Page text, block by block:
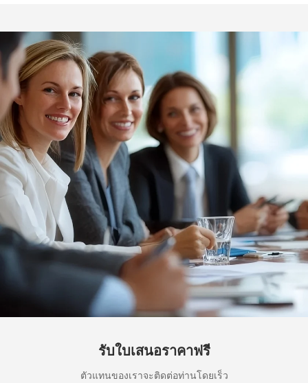
รับใบเสนอราคาฟรี
ตัวแทนของเราจะติดต่อท่านโดยเร็ว